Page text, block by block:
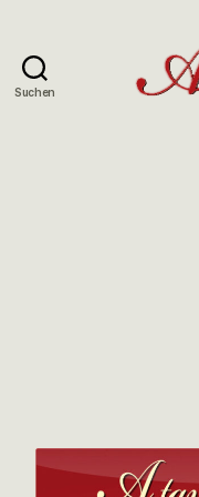
Suchen